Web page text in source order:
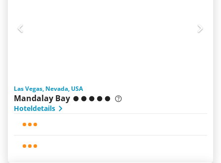
Las Vegas, Nevada, USA
Mandalay Bay
Hoteldetails